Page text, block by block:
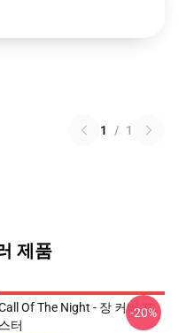
1 / 1
제품
Of The Night - 장 커버 포
스터
-20%